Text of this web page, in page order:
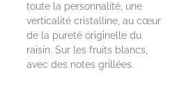
toute la personnalité, une
verticalité cristalline, au cœur
de la pureté originelle du
raisin. Sur les fruits blancs,
avec des notes grillées.